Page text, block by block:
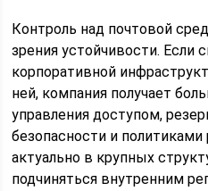
Контроль над почтовой
зрения устойчивости. Если
корпоративной
ней, компания получает
управления доступом,
безопасности и
актуально в крупных
подчиняться внутренним